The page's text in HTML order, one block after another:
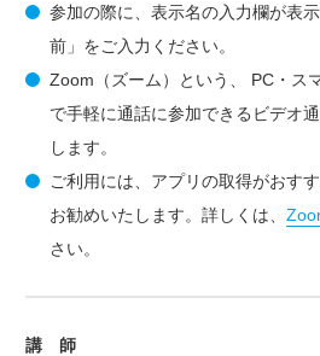
参加の際に、表示名の入力欄が表
前」をご入力ください。
Zoom（ズーム）という、 PC・ス
で手軽に通話に参加できるビデオ
します。
ご利用には、アプリの取得がおす
お勧めいたします。詳しくは、
さい。
講 師